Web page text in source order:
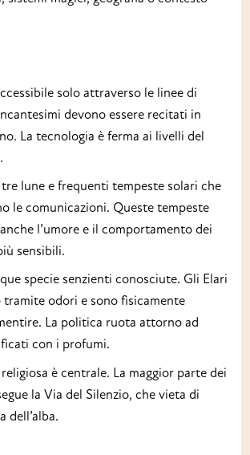
solo attraverso le linee di
devono essere recitati in
La tecnologia è ferma ai livelli del
lune e frequenti tempeste solari che
le comunicazioni. Queste tempeste
l’umore e il comportamento dei
sensibili.
specie senzienti conosciute. Gli Elari
odori e sono fisicamente
La politica ruota attorno ad
con i profumi.
è centrale. La maggior parte dei
la Via del Silenzio, che vieta di
dell’alba.